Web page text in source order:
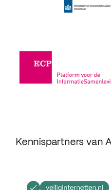
Kennispartners van